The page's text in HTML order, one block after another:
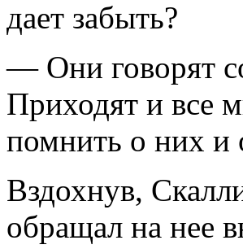
дает забыть?
— Они говорят
Приходят и все
помнить о них
Вздохнув,
обращал на нее